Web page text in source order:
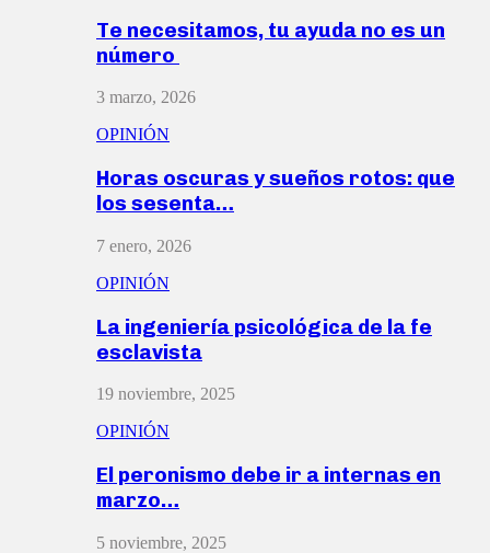
Te necesitamos, tu ayuda no es un
número
3 marzo, 2026
OPINIÓN
Horas oscuras y sueños rotos: que
los sesenta…
7 enero, 2026
OPINIÓN
La ingeniería psicológica de la fe
esclavista
19 noviembre, 2025
OPINIÓN
El peronismo debe ir a internas en
marzo…
5 noviembre, 2025